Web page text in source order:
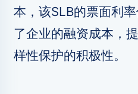
本，该SLB的票面利
了企业的融资成本，
样性保护的积极性。